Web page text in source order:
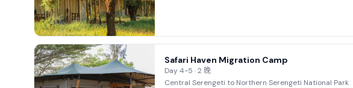
Safari Haven Migration Camp
Day 4-5 · 2 晚
Central Serengeti to Northern Serengeti National Park